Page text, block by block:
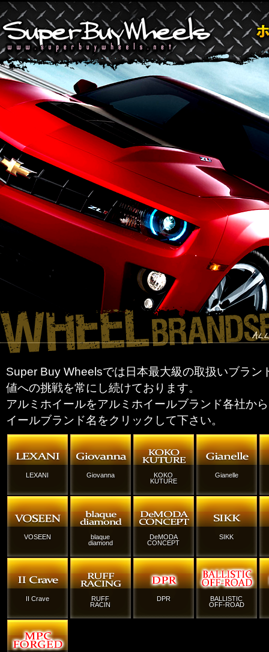
Super Buy Wheelsでは日本最大級の取扱いブラン
値への挑戦を常にし続けております。
アルミホイールをアルミホイールブランド各社か
イールブランド名をクリックして下さい。
LEXANI Giovanna
KOKO
KUTURE
Gianelle
VOSEEN
blaque
diamond
DeMODA
CONCEPT
SIKK
II Crave
RUFF
RACIN
DPR
BALLISTIC
OFF-ROAD